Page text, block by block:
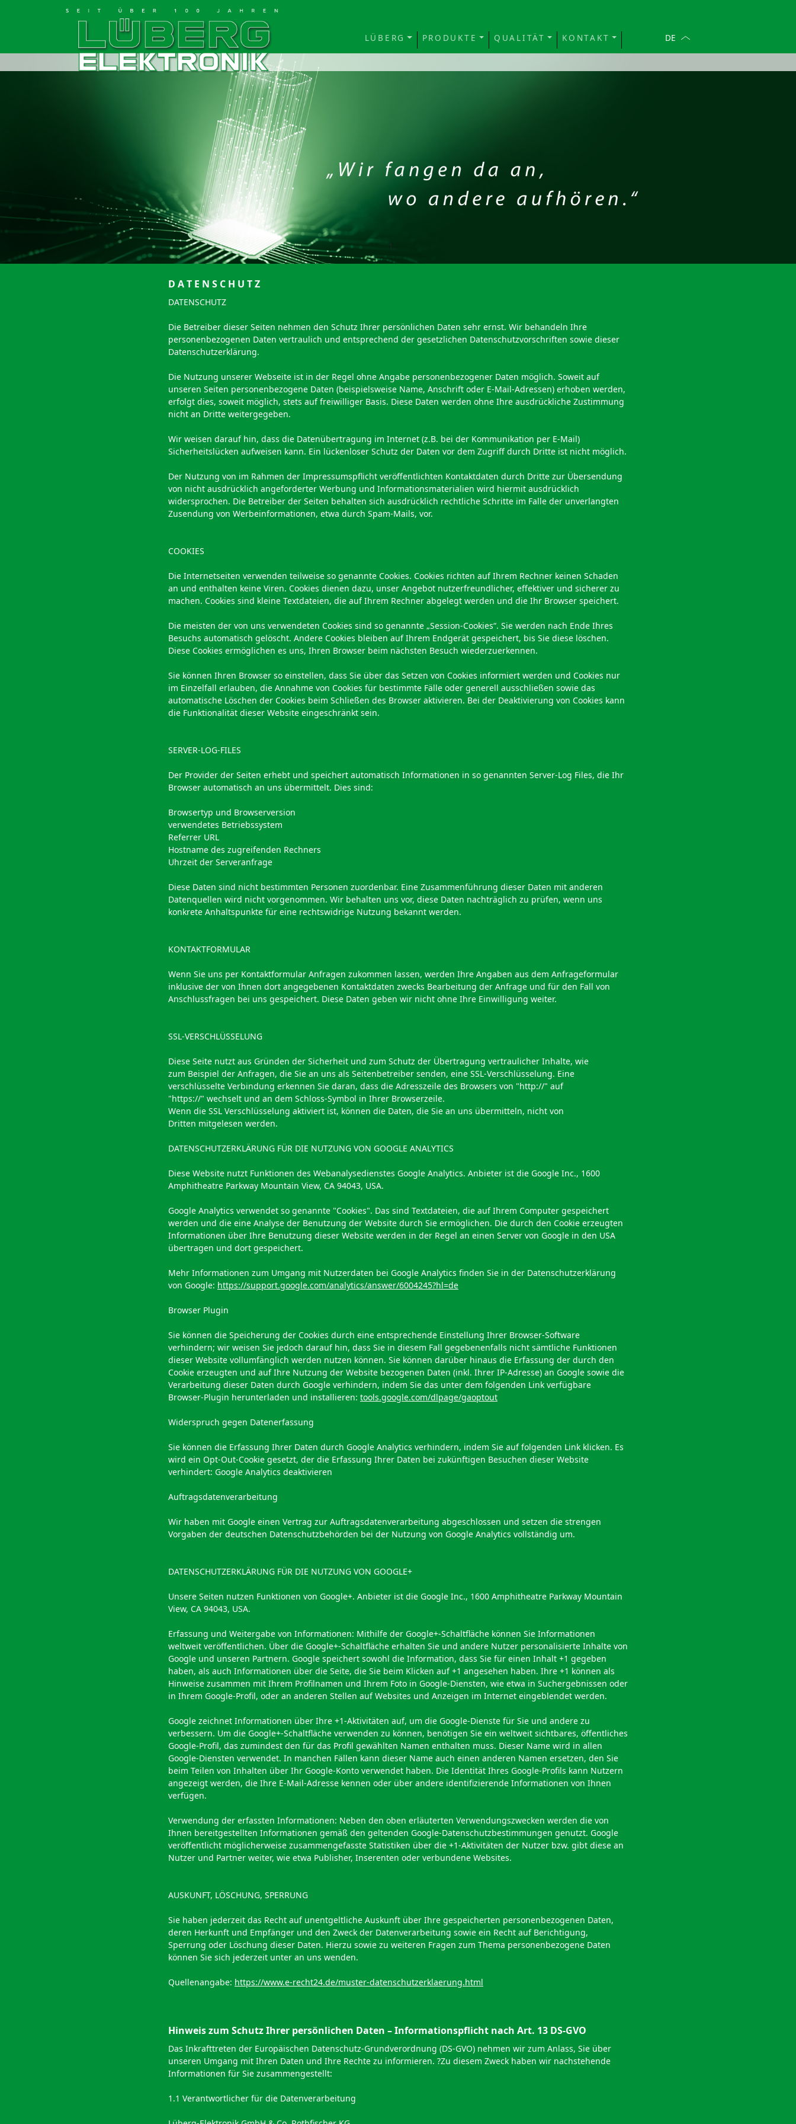
LÜBERG PRODUKTE QUALITÄT KONTAKT DE
D A T E N S C H U T Z
DATENSCHUTZ
Die Betreiber dieser Seiten nehmen den Schutz Ihrer persönlichen Daten sehr ernst. Wir behandeln Ihre
personenbezogenen Daten vertraulich und entsprechend der gesetzlichen Datenschutzvorschriften sowie dieser
Datenschutzerklärung.
Die Nutzung unserer Webseite ist in der Regel ohne Angabe personenbezogener Daten möglich. Soweit auf
unseren Seiten personenbezogene Daten (beispielsweise Name, Anschrift oder E-Mail-Adressen) erhoben werden,
erfolgt dies, soweit möglich, stets auf freiwilliger Basis. Diese Daten werden ohne Ihre ausdrückliche Zustimmung
nicht an Dritte weitergegeben.
Wir weisen darauf hin, dass die Datenübertragung im Internet (z.B. bei der Kommunikation per E-Mail)
Sicherheitslücken aufweisen kann. Ein lückenloser Schutz der Daten vor dem Zugriff durch Dritte ist nicht möglich.
Der Nutzung von im Rahmen der Impressumspflicht veröffentlichten Kontaktdaten durch Dritte zur Übersendung
von nicht ausdrücklich angeforderter Werbung und Informationsmaterialien wird hiermit ausdrücklich
widersprochen. Die Betreiber der Seiten behalten sich ausdrücklich rechtliche Schritte im Falle der unverlangten
Zusendung von Werbeinformationen, etwa durch Spam-Mails, vor.
COOKIES
Die Internetseiten verwenden teilweise so genannte Cookies. Cookies richten auf Ihrem Rechner keinen Schaden
an und enthalten keine Viren. Cookies dienen dazu, unser Angebot nutzerfreundlicher, effektiver und sicherer zu
machen. Cookies sind kleine Textdateien, die auf Ihrem Rechner abgelegt werden und die Ihr Browser speichert.
Die meisten der von uns verwendeten Cookies sind so genannte „Session-Cookies“. Sie werden nach Ende Ihres
Besuchs automatisch gelöscht. Andere Cookies bleiben auf Ihrem Endgerät gespeichert, bis Sie diese löschen.
Diese Cookies ermöglichen es uns, Ihren Browser beim nächsten Besuch wiederzuerkennen.
Sie können Ihren Browser so einstellen, dass Sie über das Setzen von Cookies informiert werden und Cookies nur
im Einzelfall erlauben, die Annahme von Cookies für bestimmte Fälle oder generell ausschließen sowie das
automatische Löschen der Cookies beim Schließen des Browser aktivieren. Bei der Deaktivierung von Cookies kann
die Funktionalität dieser Website eingeschränkt sein.
SERVER-LOG-FILES
Der Provider der Seiten erhebt und speichert automatisch Informationen in so genannten Server-Log Files, die Ihr
Browser automatisch an uns übermittelt. Dies sind:
Browsertyp und Browserversion
verwendetes Betriebssystem
Referrer URL
Hostname des zugreifenden Rechners
Uhrzeit der Serveranfrage
Diese Daten sind nicht bestimmten Personen zuordenbar. Eine Zusammenführung dieser Daten mit anderen
Datenquellen wird nicht vorgenommen. Wir behalten uns vor, diese Daten nachträglich zu prüfen, wenn uns
konkrete Anhaltspunkte für eine rechtswidrige Nutzung bekannt werden.
KONTAKTFORMULAR
Wenn Sie uns per Kontaktformular Anfragen zukommen lassen, werden Ihre Angaben aus dem Anfrageformular
inklusive der von Ihnen dort angegebenen Kontaktdaten zwecks Bearbeitung der Anfrage und für den Fall von
Anschlussfragen bei uns gespeichert. Diese Daten geben wir nicht ohne Ihre Einwilligung weiter.
SSL-VERSCHLÜSSELUNG
Diese Seite nutzt aus Gründen der Sicherheit und zum Schutz der Übertragung vertraulicher Inhalte, wie
zum Beispiel der Anfragen, die Sie an uns als Seitenbetreiber senden, eine SSL-Verschlüsselung. Eine
verschlüsselte Verbindung erkennen Sie daran, dass die Adresszeile des Browsers von "http://" auf
"https://" wechselt und an dem Schloss-Symbol in Ihrer Browserzeile.
Wenn die SSL Verschlüsselung aktiviert ist, können die Daten, die Sie an uns übermitteln, nicht von
Dritten mitgelesen werden.
DATENSCHUTZERKLÄRUNG FÜR DIE NUTZUNG VON GOOGLE ANALYTICS
Diese Website nutzt Funktionen des Webanalysedienstes Google Analytics. Anbieter ist die Google Inc., 1600
Amphitheatre Parkway Mountain View, CA 94043, USA.
Google Analytics verwendet so genannte "Cookies". Das sind Textdateien, die auf Ihrem Computer gespeichert
werden und die eine Analyse der Benutzung der Website durch Sie ermöglichen. Die durch den Cookie erzeugten
Informationen über Ihre Benutzung dieser Website werden in der Regel an einen Server von Google in den USA
übertragen und dort gespeichert.
Mehr Informationen zum Umgang mit Nutzerdaten bei Google Analytics finden Sie in der Datenschutzerklärung
von Google: https://support.google.com/analytics/answer/6004245?hl=de
Browser Plugin
Sie können die Speicherung der Cookies durch eine entsprechende Einstellung Ihrer Browser-Software
verhindern; wir weisen Sie jedoch darauf hin, dass Sie in diesem Fall gegebenenfalls nicht sämtliche Funktionen
dieser Website vollumfänglich werden nutzen können. Sie können darüber hinaus die Erfassung der durch den
Cookie erzeugten und auf Ihre Nutzung der Website bezogenen Daten (inkl. Ihrer IP-Adresse) an Google sowie die
Verarbeitung dieser Daten durch Google verhindern, indem Sie das unter dem folgenden Link verfügbare
Browser-Plugin herunterladen und installieren: tools.google.com/dlpage/gaoptout
Widerspruch gegen Datenerfassung
Sie können die Erfassung Ihrer Daten durch Google Analytics verhindern, indem Sie auf folgenden Link klicken. Es
wird ein Opt-Out-Cookie gesetzt, der die Erfassung Ihrer Daten bei zukünftigen Besuchen dieser Website
verhindert: Google Analytics deaktivieren
Auftragsdatenverarbeitung
Wir haben mit Google einen Vertrag zur Auftragsdatenverarbeitung abgeschlossen und setzen die strengen
Vorgaben der deutschen Datenschutzbehörden bei der Nutzung von Google Analytics vollständig um.
DATENSCHUTZERKLÄRUNG FÜR DIE NUTZUNG VON GOOGLE+
Unsere Seiten nutzen Funktionen von Google+. Anbieter ist die Google Inc., 1600 Amphitheatre Parkway Mountain
View, CA 94043, USA.
Erfassung und Weitergabe von Informationen: Mithilfe der Google+-Schaltfläche können Sie Informationen
weltweit veröffentlichen. Über die Google+-Schaltfläche erhalten Sie und andere Nutzer personalisierte Inhalte von
Google und unseren Partnern. Google speichert sowohl die Information, dass Sie für einen Inhalt +1 gegeben
haben, als auch Informationen über die Seite, die Sie beim Klicken auf +1 angesehen haben. Ihre +1 können als
Hinweise zusammen mit Ihrem Profilnamen und Ihrem Foto in Google-Diensten, wie etwa in Suchergebnissen oder
in Ihrem Google-Profil, oder an anderen Stellen auf Websites und Anzeigen im Internet eingeblendet werden.
Google zeichnet Informationen über Ihre +1-Aktivitäten auf, um die Google-Dienste für Sie und andere zu
verbessern. Um die Google+-Schaltfläche verwenden zu können, benötigen Sie ein weltweit sichtbares, öffentliches
Google-Profil, das zumindest den für das Profil gewählten Namen enthalten muss. Dieser Name wird in allen
Google-Diensten verwendet. In manchen Fällen kann dieser Name auch einen anderen Namen ersetzen, den Sie
beim Teilen von Inhalten über Ihr Google-Konto verwendet haben. Die Identität Ihres Google-Profils kann Nutzern
angezeigt werden, die Ihre E-Mail-Adresse kennen oder über andere identifizierende Informationen von Ihnen
verfügen.
Verwendung der erfassten Informationen: Neben den oben erläuterten Verwendungszwecken werden die von
Ihnen bereitgestellten Informationen gemäß den geltenden Google-Datenschutzbestimmungen genutzt. Google
veröffentlicht möglicherweise zusammengefasste Statistiken über die +1-Aktivitäten der Nutzer bzw. gibt diese an
Nutzer und Partner weiter, wie etwa Publisher, Inserenten oder verbundene Websites.
AUSKUNFT, LÖSCHUNG, SPERRUNG
Sie haben jederzeit das Recht auf unentgeltliche Auskunft über Ihre gespeicherten personenbezogenen Daten,
deren Herkunft und Empfänger und den Zweck der Datenverarbeitung sowie ein Recht auf Berichtigung,
Sperrung oder Löschung dieser Daten. Hierzu sowie zu weiteren Fragen zum Thema personenbezogene Daten
können Sie sich jederzeit unter an uns wenden.
Quellenangabe: https://www.e-recht24.de/muster-datenschutzerklaerung.html
Hinweis zum Schutz Ihrer persönlichen Daten – Informationspflicht nach Art. 13 DS-GVO
Das Inkrafttreten der Europäischen Datenschutz-Grundverordnung (DS-GVO) nehmen wir zum Anlass, Sie über
unseren Umgang mit Ihren Daten und Ihre Rechte zu informieren. ?Zu diesem Zweck haben wir nachstehende
Informationen für Sie zusammengestellt:
1.1 Verantwortlicher für die Datenverarbeitung